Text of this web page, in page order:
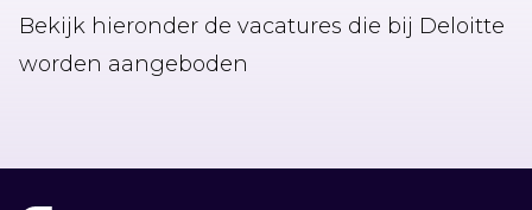
Bekijk hieronder de vacatures die bij Deloitte
worden aangeboden